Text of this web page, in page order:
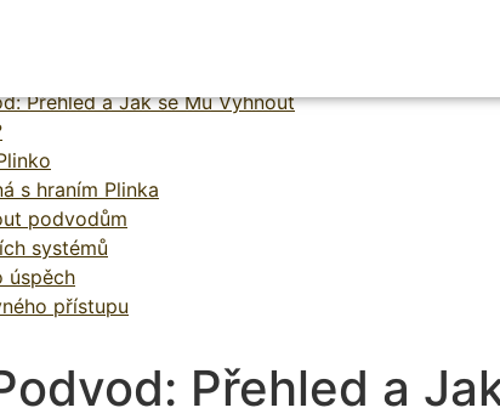
Přehled a
Přehled a Jak se Mu Vyhnout
s hraním Plinka
podvodům
systémů
úspěch
přístupu
Přehled a